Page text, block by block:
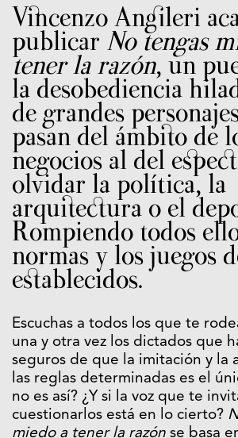
Vincenzo Angileri
publicar No tengas
tener la razón, un
la desobediencia
de grandes
pasan del ámbito de
negocios al del
olvidar la política, la
arquitectura o el
Rompiendo todos
normas y los juegos
establecidos.
Escuchas a todos los que te
una y otra vez los dictados que
seguros de que la imitación y la
las reglas determinadas es el
no es así? ¿Y si la voz que te
cuestionarlos está en lo cierto?
miedo a tener la razón se basa